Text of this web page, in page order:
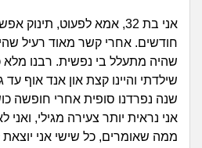
חודשים. אחרי קשר מאוד רעיל
שהיה מתעלל בי נפשית. רבנו
שילדתי והיינו קצת און אנד אוף
שנה נפרדנו סופית אחרי חופשה
אני נראית יותר צעירה מגילי,
ממה שאומרים, כל שישי אני יוצאת